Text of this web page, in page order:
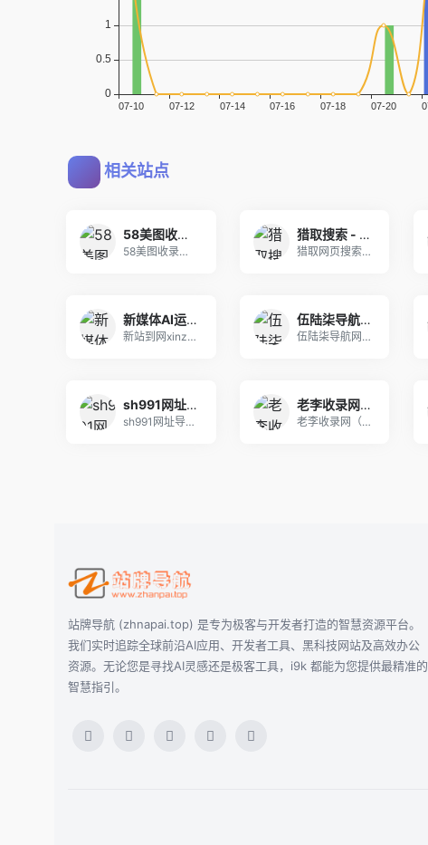
相关站点
58美图收录网-自动收录网站-流量交换-自动链
58美图收录网,自动收录网站,流量交换,自动链！
猎取搜索 - 干净、安全、可信任的网页搜索引擎
猎取网页搜索,免费自动秒收录网址,提供自动收录,
新媒体AI运营导航-新站到-网站分类目录平台
新站到网xinzhandao.com新媒体AI运
伍陆柒导航网 - 技术导航 - 名站网址 - 名站导航 - 免费外链 - 免费收录网站
伍陆柒导航网提供网址分类目录,技术教程导航和网站
sh991网址导航－991自动链,网址之家,搜索大全,绿色,快速,安全的专业导航站
sh991网址导航,991自动链是国内最好网址站
老李收录网_技术导航，滚石技术导航，打造中国最具影响力的网站交流和展示平台
老李收录网（www.llslw.cn），收录国内
站牌导航 (zhnapai.top) 是专为极客与开发者打造的智慧资源平台。
我们实时追踪全球前沿AI应用、开发者工具、黑科技网站及高效办公
资源。无论您是寻找AI灵感还是极客工具，i9k 都能为您提供最精准的
智慧指引。